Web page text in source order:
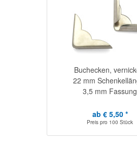
Buchecken,
22 mm
3,5 mm Fassung
ab € 5,50 *
Preis pro 100 Stück